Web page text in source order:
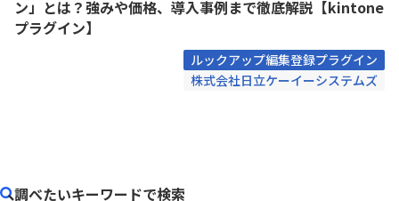
ン」とは？強みや価格、導入事例まで徹底解説【kintone
プラグイン】
ルックアップ編集登録プラグイン
株式会社日立ケーイーシステムズ
調べたいキーワードで検索